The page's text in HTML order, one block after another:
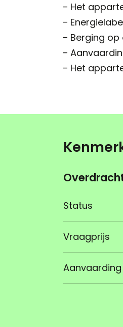
– Het
–
– Berging
–
– Het
Status
Vraagprijs
Aanvaarding